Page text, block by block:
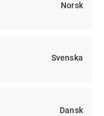
Norsk
Svenska
Dansk